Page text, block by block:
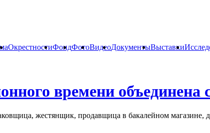
ОкрестностиФондФотоВидеоДокументыВыставки
времени объединена
жестянщик, продавщица в бакалейном магазине,